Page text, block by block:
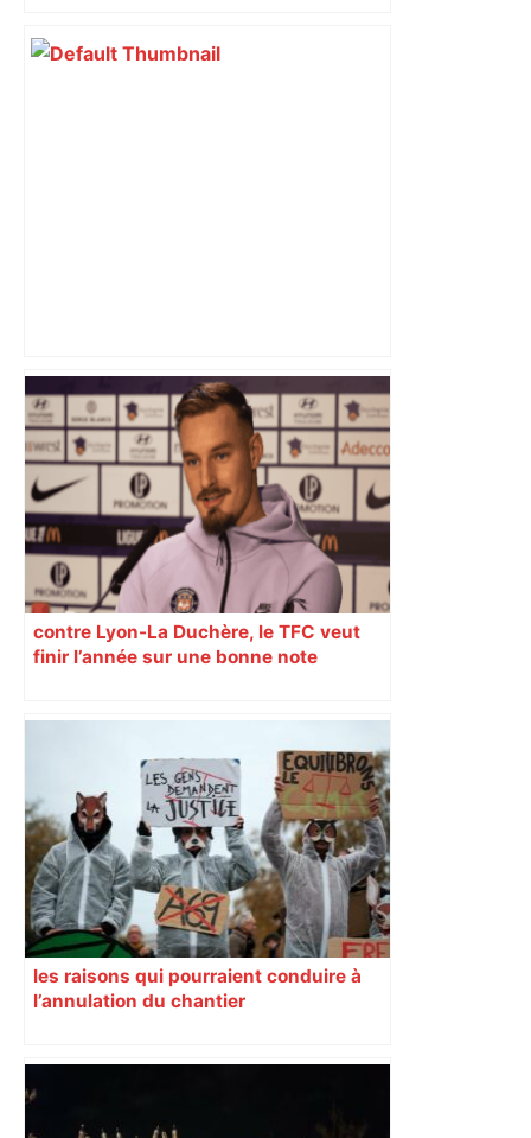
EN DIRECT – Perpignan-Toulouse : un
duel des extrêmes du Top 14 – Le
Figaro
contre Lyon-La Duchère, le TFC veut
finir l’année sur une bonne note
les raisons qui pourraient conduire à
l’annulation du chantier